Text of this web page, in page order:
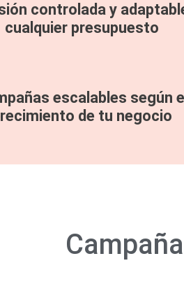
controlada y
cualquier presupuesto
escalables según el
de tu negocio